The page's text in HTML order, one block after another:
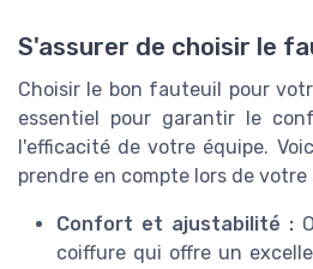
S'assurer de choisir le
Choisir le bon fauteuil pour
essentiel pour garantir le
l'efficacité de votre équipe.
prendre en compte lors de votre
Confort et ajustabilité :
coiffure qui offre un